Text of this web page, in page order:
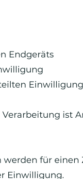
Endgeräts
Einwilligung
ist
für
Einwilligung.